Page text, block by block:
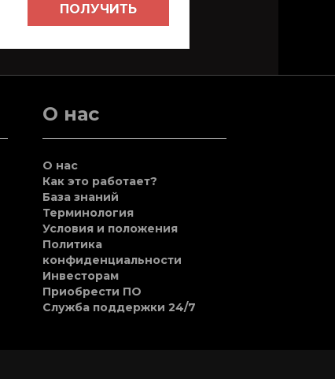
ПОЛУЧИТЬ
О нас
О нас
Как это работает?
База знаний
Терминология
Условия и положения
Политика
конфиденциальности
Инвесторам
Приобрести ПО
Служба поддержки 24/7